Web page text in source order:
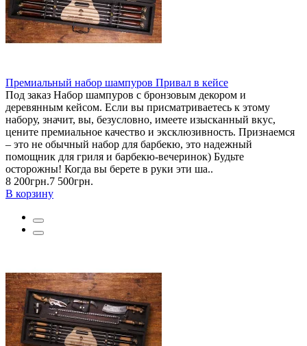
Премиальный набор шампуров Привал в кейсе
Под заказ Набор шампуров с бронзовым декором и
деревянным кейсом. Если вы присматриваетесь к этому
набору, значит, вы, безусловно, имеете изысканный вкус,
цените премиальное качество и эксклюзивность. Признаемся
– это не обычный набор для барбекю, это надежный
помощник для гриля и барбекю-вечеринок) Будьте
осторожны! Когда вы берете в руки эти ша..
8 200грн.7 500грн.
В корзину